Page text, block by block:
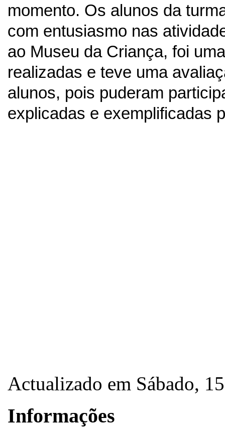
momento. Os alunos da
com entusiasmo nas
ao Museu da Criança, foi
realizadas e teve uma
alunos, pois puderam
explicadas e exemplificadas
Actualizado em Sábado,
Informações